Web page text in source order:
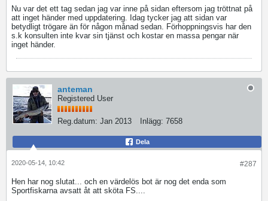
Nu var det ett tag sedan jag var inne på sidan eftersom jag tröttnat på
att inget händer med uppdatering. Idag tycker jag att sidan var
betydligt trögare än för någon månad sedan. Förhoppningsvis har den
s.k konsulten inte kvar sin tjänst och kostar en massa pengar när
inget händer.
anteman
Registered User
Reg.datum: Jan 2013 Inlägg: 7658
Dela
#287
2020-05-14, 10:42
Hen har nog slutat... och en värdelös bot är nog det enda som
Sportfiskarna avsatt åt att sköta FS....